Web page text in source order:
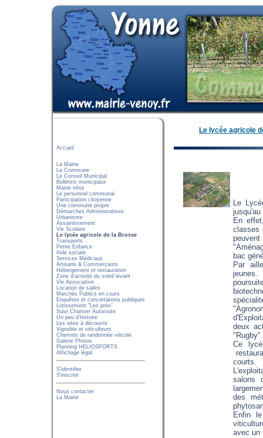
Accueil
La Mairie
La Commune
Le Conseil Municipal
Bulletins municipaux
Mairie infos
Le personnel communal
Participation citoyenne
Une commune propre
Démarches Administratives
Urbanisme
Assainissement
Vie Scolaire
Le lycée agricole de la Brosse
Transports
Petite Enfance
Aide sociale
Services Médicaux
Artisans & Commerçants
Hébergement et restauration
Zone d'activité du soleil levant
Vie Associative
Location de salles
Marchés Publics en cours
Enquêtes et concertations publiques
Lotissement "Les prés"
Suivi Chantier Autoroute
Un peu d'histoire
Les sites à découvrir
Vignoble et viticulteurs
Chemins de randonnée viticole
Galerie Photos
Planning HELIOSPORTS
Affichage légal
S'identifier
S'inscrire
Nous contacter
La Mairie
Le lycée agricole
Le
En
classes
bac
Par
jeunes.
deux
"Rugby".
Ce
courts.
salons
des
Enfin
avec un